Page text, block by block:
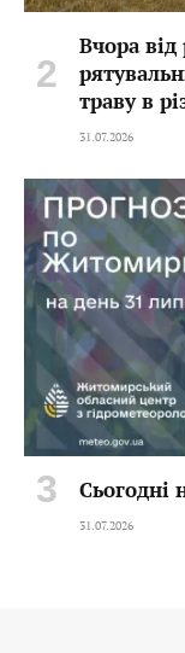
Вчора від
траву в
31.07.2026
31.07.2026